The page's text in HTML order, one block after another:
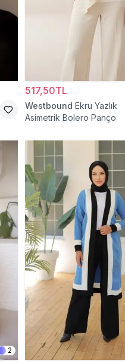
517,50TL
Westbound Ekru Yazlık
Asimetrik Bolero Panço
2